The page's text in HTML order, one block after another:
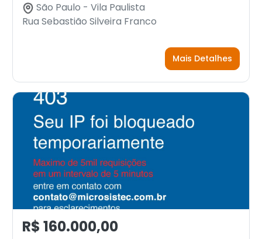
São Paulo - Vila Paulista
Rua Sebastião Silveira Franco
Mais Detalhes
R$ 160.000,00